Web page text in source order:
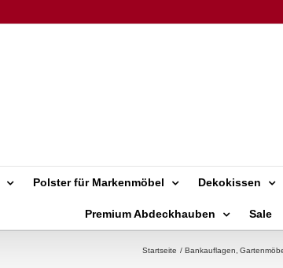
Polster für Markenmöbel Dekokissen
Premium Abdeckhauben Sale
Startseite Bankauflagen